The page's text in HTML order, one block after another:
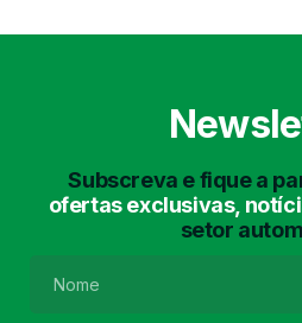
Subscreva e fique a
ofertas exclusivas,
setor
Lavagem de Chassis